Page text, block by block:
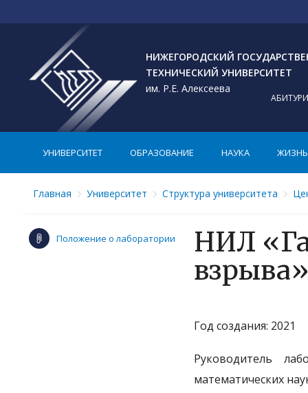
НИЖЕГОРОДСКИЙ
ТЕХНИЧЕСКИЙ УНИВЕРСИТЕТ
им. Р.Е. Алексеева
УНИВЕРСИТЕТ ОБРАЗОВАНИЕ НАУКА ЖИЗНЬ
Главная Университет Структура университета
Положение о лаборатории
НИЛ
взрыва»
Год создания: 2021
Руководитель
математических